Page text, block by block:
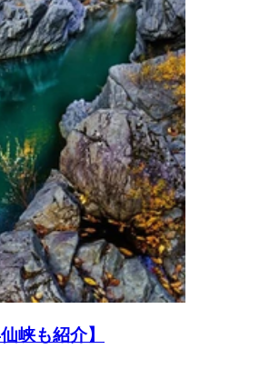
峡も紹介】